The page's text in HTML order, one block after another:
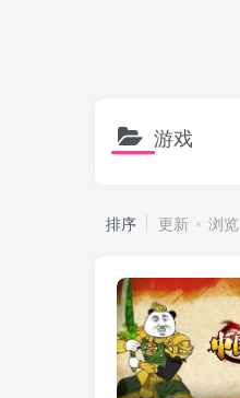
游戏
排序 更新 浏览